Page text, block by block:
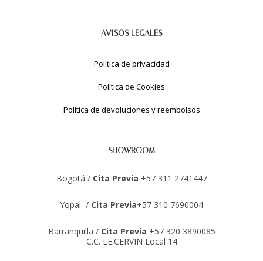
AVISOS LEGALES
Política de privacidad
Política de Cookies
Política de devoluciones y reembolsos
SHOWROOM
Bogotá / Cita Previa +57 311 2741447
Yopal / Cita Previa+57 310 7690004
Barranquilla / Cita Previa +57 320 3890085
C.C. LE.CERVIN Local 14